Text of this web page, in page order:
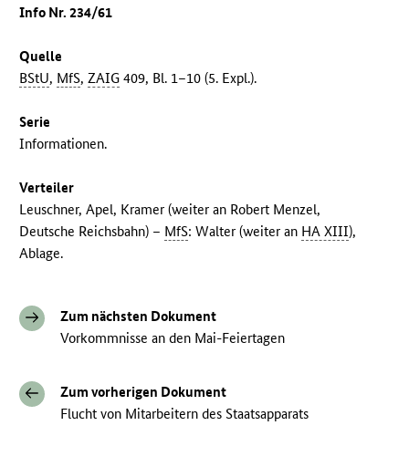
Info Nr. 234/61
Quelle
BStU, MfS,ZAIG 409, Bl. 1–10 (5. Expl.).
Serie
Informationen.
Verteiler
Leuschner, Apel, Kramer (weiter an Robert Menzel,
Deutsche Reichsbahn) – MfS: Walter (weiter an HA XIII),
Ablage.
Zum nächsten Dokument
Vorkommnisse an den Mai-Feiertagen
Zum vorherigen Dokument
Flucht von Mitarbeitern des Staatsapparats